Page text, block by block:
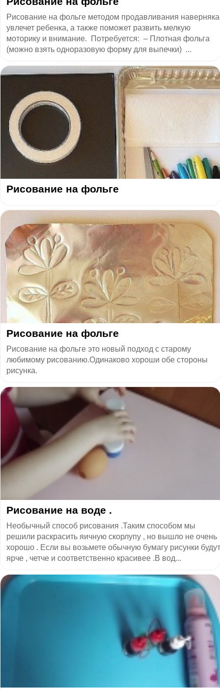
Рисование на фольге методом продавливания наверняка
увлечет ребенка, а также поможет развить мелкую
моторику и внимание. Потребуется: – Плотная фольга
(можно взять одноразовую форму для выпечки) ...
Рисование на фольге
Рисование на фольге
Рисование на фольге это новый подход с старому
любимому рисованию.Одинаково хороши обе стороны
рисунка.
Рисование на воде .
Необычный способ рисования .Таким способом мы
решили раскрасить яичную скорлупу , но вышло не очень
хорошо . Если вы возьмете обычную бумагу рисунки будут
ярче , четче и соответственно красивее .В вод...